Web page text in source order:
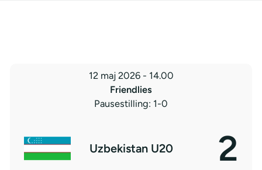
12 maj 2026 - 14.00
Friendlies
Pausestilling: 1-0
Uzbekistan U20 2